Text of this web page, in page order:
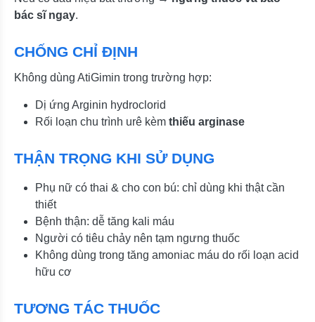
bác sĩ ngay.
CHỐNG CHỈ ĐỊNH
Không dùng AtiGimin trong trường hợp:
Dị ứng Arginin hydroclorid
Rối loạn chu trình urê kèm thiếu arginase
THẬN TRỌNG KHI SỬ DỤNG
Phụ nữ có thai & cho con bú: chỉ dùng khi thật cần
thiết
Bệnh thận: dễ tăng kali máu
Người có tiêu chảy nên tạm ngưng thuốc
Không dùng trong tăng amoniac máu do rối loạn acid
hữu cơ
TƯƠNG TÁC THUỐC